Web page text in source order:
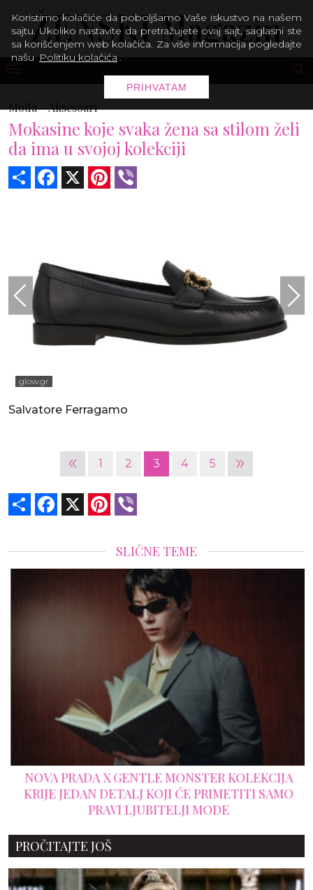
Moda -Aksesoari
Mokasine koje svaka žena sa stilom želi
da ima u svojoj kolekciji
Share Facebook Pinterest
glow.gr
Salvatore Ferragamo
« 1 2 3 4 5 »
Share Facebook Pinterest
SLIČNE TEME
NOVA PRADA X GENTLE MONSTER KOLEKCIJA
KRIJE JEDAN DETALJ KOJI ĆE PRIMETITI SAMO
PRAVI LJUBITELJI MODE
PROČITAJTE JOŠ
Koristimo kolačiće da poboljšamo Vaše iskustvo na našem
sajtu. Ukoliko nastavite da pretražujete ovaj sajt, saglasni ste
sa korišćenjem web kolačića. Za više informacija pogledajte
našu Politiku kolačića .
PRIHVATAM